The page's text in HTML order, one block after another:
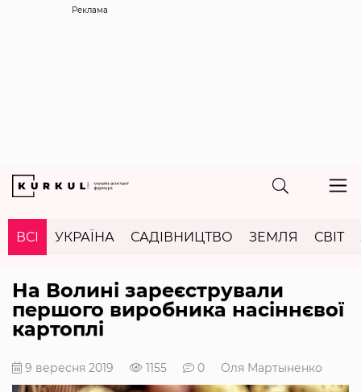
Реклама
ВСІ УКРАЇНА САДІВНИЦТВО ЗЕМЛЯ СВІТ
На Волині зареєстрували
першого виробника насіннєвої
картоплі
9 вересня 2019 1155 0 Оля Мартыненко